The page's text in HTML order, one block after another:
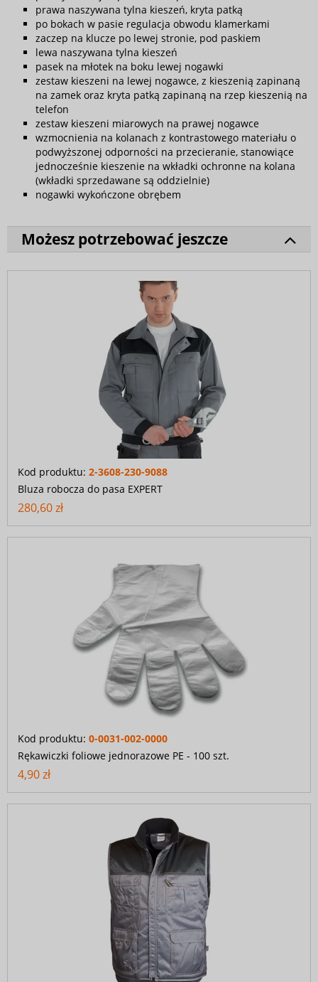
prawa naszywana tylna kieszeń, kryta patką
po bokach w pasie regulacja obwodu klamerkami
zaczep na klucze po lewej stronie, pod paskiem
lewa naszywana tylna kieszeń
pasek na młotek na boku lewej nogawki
zestaw kieszeni na lewej nogawce, z kieszenią zapinaną
na zamek oraz kryta patką zapinaną na rzep kieszenią na
telefon
zestaw kieszeni miarowych na prawej nogawce
wzmocnienia na kolanach z kontrastowego materiału o
podwyższonej odporności na przecieranie, stanowiące
jednocześnie kieszenie na wkładki ochronne na kolana
(wkładki sprzedawane są oddzielnie)
nogawki wykończone obrębem
Możesz potrzebować jeszcze
Kod produktu: 2-3608-230-9088
Bluza robocza do pasa EXPERT
280,60 zł
Kod produktu: 0-0031-002-0000
Rękawiczki foliowe jednorazowe PE - 100 szt.
4,90 zł